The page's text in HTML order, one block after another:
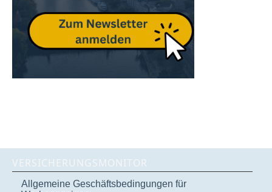
VERSICHERUNGSMONITOR
Allgemeine Geschäftsbedingungen für